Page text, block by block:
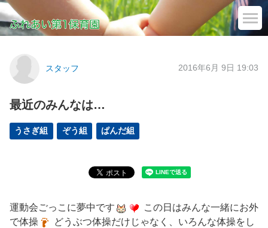
スタッフ 2016年6月 9日 19:03
最近のみんなは…
うさぎ組 ぞう組 ぱんだ組
運動会ごっこに夢中です
この日はみんな一緒にお外
で体操
どうぶつ体操だけじゃなく、いろんな体操をし